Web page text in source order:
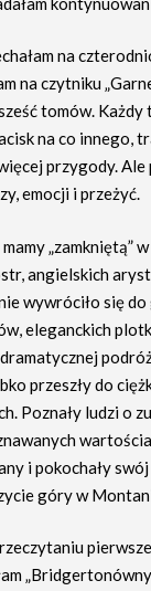
na
na czytniku
tomów. Każdy
na co innego,
przygody. Ale
emocji i przeżyć.
„zamkniętą”
angielskich
wywróciło się
eleganckich
przeszły do
Poznały ludzi o
i pokochały swój
góry w